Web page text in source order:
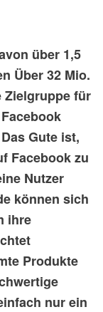
über 1,5
Über 32 Mio.
Zielgruppe für
Gute ist,
Facebook zu
Nutzer
können sich
ihre
Produkte
nur ein